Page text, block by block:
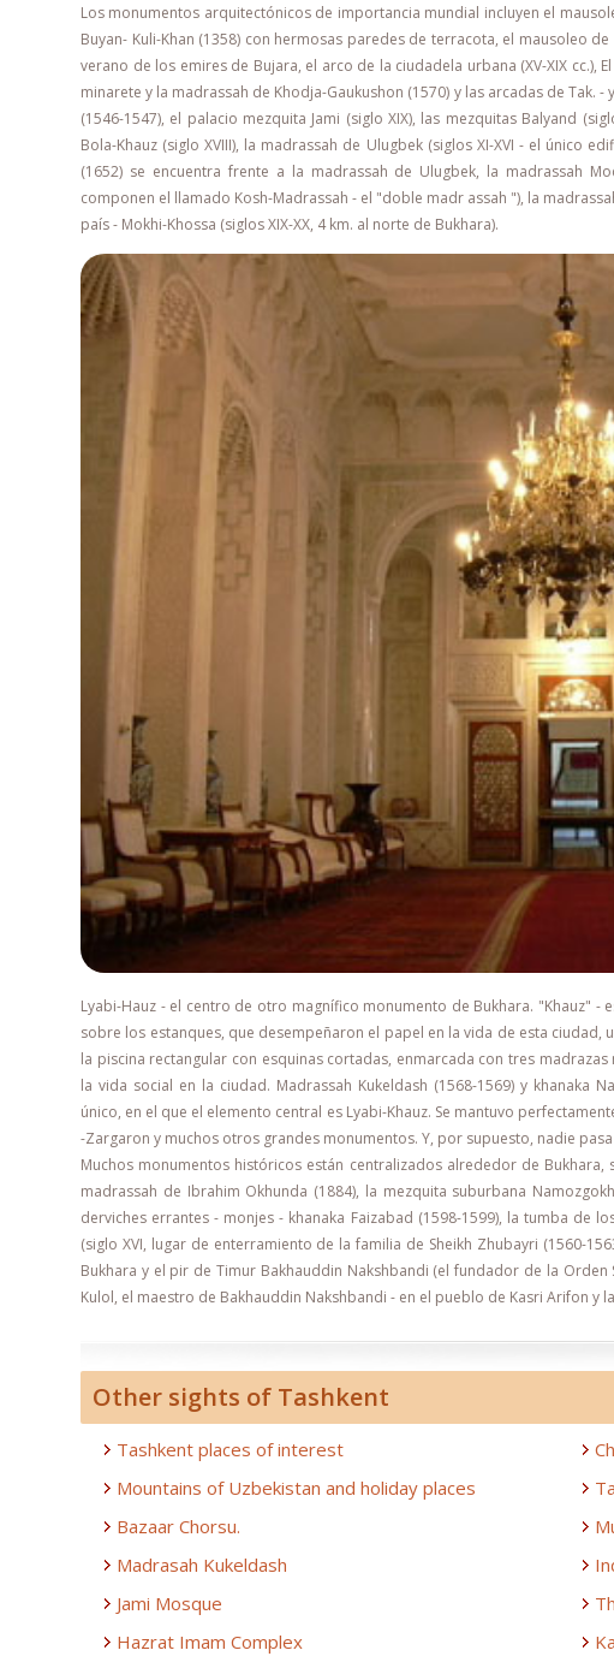
Los monumentos arquitectónicos de importancia mundial incluyen el
Buyan- Kuli-Khan (1358) con hermosas paredes de terracota, el mausoleo
verano de los emires de Bujara, el arco de la ciudadela urbana (XV-XIX cc.),
minarete y la madrassah de Khodja-Gaukushon (1570) y las arcadas de Tak.
(1546-1547), el palacio mezquita Jami (siglo XIX), las mezquitas Balyand
Bola-Khauz (siglo XVIII), la madrassah de Ulugbek (siglos XI-XVI - el único
(1652) se encuentra frente a la madrassah de Ulugbek, la madrassah
componen el llamado Kosh-Madrassah - el "doble madr assah "), la
país - Mokhi-Khossa (siglos XIX-XX, 4 km. al norte de Bukhara).
Lyabi-Hauz - el centro de otro magnífico monumento de Bukhara. "Khauz"
sobre los estanques, que desempeñaron el papel en la vida de esta ciudad,
la piscina rectangular con esquinas cortadas, enmarcada con tres
la vida social en la ciudad. Madrassah Kukeldash (1568-1569) y khanaka
único, en el que el elemento central es Lyabi-Khauz. Se mantuvo
-Zargaron y muchos otros grandes monumentos. Y, por supuesto, nadie
Muchos monumentos históricos están centralizados alrededor de Bukhara,
madrassah de Ibrahim Okhunda (1884), la mezquita suburbana
derviches errantes - monjes - khanaka Faizabad (1598-1599), la tumba de
(siglo XVI, lugar de enterramiento de la familia de Sheikh Zhubayri (1560-
Bukhara y el pir de Timur Bakhauddin Nakshbandi (el fundador de la Orden
Kulol, el maestro de Bakhauddin Nakshbandi - en el pueblo de Kasri Arifon y
Other sights of Tashkent
Tashkent places of interest
Mountains of Uzbekistan and holiday places
Bazaar Chorsu.
Madrasah Kukeldash
Jami Mosque
Hazrat Imam Complex